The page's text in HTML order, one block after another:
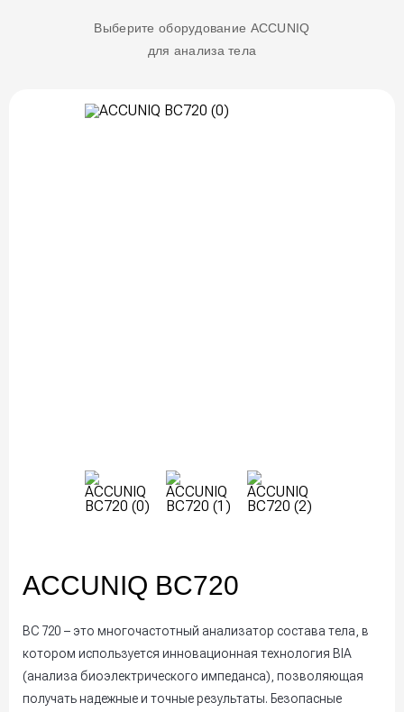
Выберите оборудование ACCUNIQ
для анализа тела
ACCUNIQ BC720
BC 720 – это многочастотный анализатор состава тела, в
котором используется инновационная технология BIA
(анализа биоэлектрического импеданса), позволяющая
получать надежные и точные результаты. Безопасные